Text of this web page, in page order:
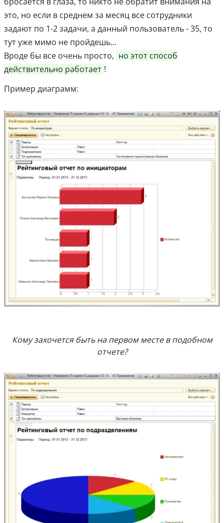
это, но если в среднем за месяц все сотрудники
задают по 1-2 задачи, а данный пользователь - 35, то
тут уже мимо не пройдешь...
Вроде бы все очень просто, но этот способ
действительно работает !
Пример диаграмм:
Кому захочется быть на первом месте в подобном
отчете?